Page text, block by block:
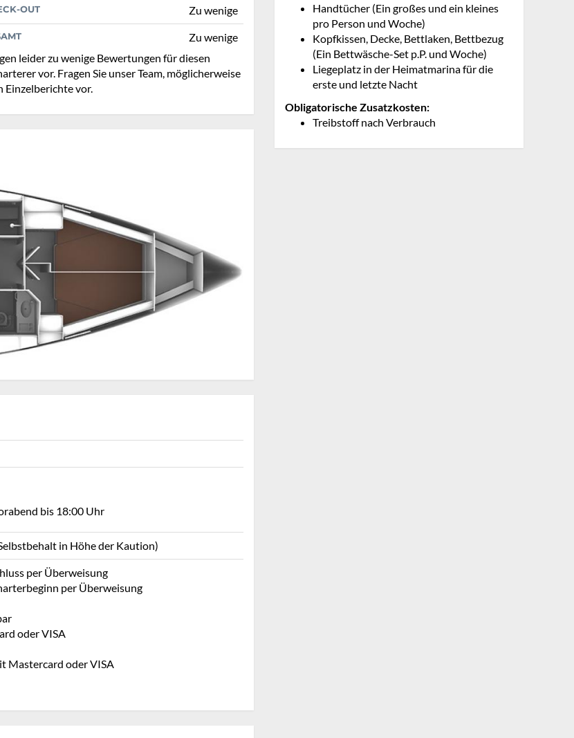
OUT Zu wenige
Zu wenige
leider zu wenige Bewertungen für diesen
vor. Fragen Sie unser Team, möglicherweise
Einzelberichte vor.
bis 18:00 Uhr
in Höhe der Kaution)
per Überweisung
per Überweisung
oder VISA
Mastercard oder VISA
Handtücher (Ein großes und ein kleines
pro Person und Woche)
Kopfkissen, Decke, Bettlaken, Bettbezug
(Ein Bettwäsche-Set p.P. und Woche)
Liegeplatz in der Heimatmarina für die
erste und letzte Nacht
Obligatorische Zusatzkosten:
Treibstoff nach Verbrauch